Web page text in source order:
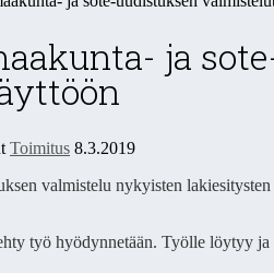
ja
Toimitus 8.3.2019
valmistelu nykyisten
työ hyödynnetään. Työlle löytyy